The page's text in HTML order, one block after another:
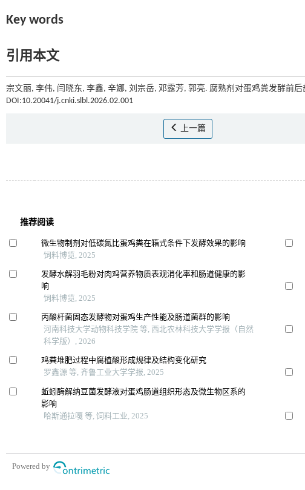
Key words
引用本文
宗文丽, 李伟, 闫晓东, 李鑫, 辛娜, 刘宗岳, 邓露芳, 郭亮. 腐熟剂对蛋鸡粪发酵前
DOI:10.20041/j.cnki.slbl.2026.02.001
上一篇